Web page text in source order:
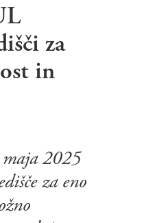
za
in
2025
za eno